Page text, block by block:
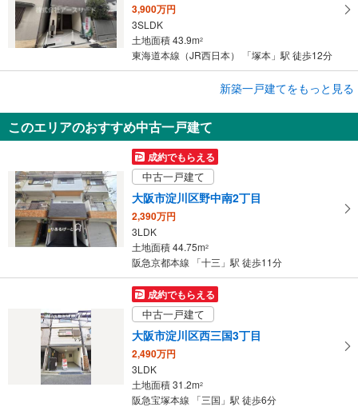
3,900万円
3SLDK
土地面積 43.9m2
東海道本線（JR西日本） 「塚本」駅 徒歩12分
大阪市淀川区野中南1丁目
6,390万円
3LDK
土地面積 124.37m
阪急神戸本線 「十三」駅 徒歩12分
新築一戸建てをもっと見る
このエリアのおすすめ中古一戸建て
成約でもらえる
中古一戸建て
大阪市淀川区野中南2丁目
2,390万円
3LDK
土地面積 44.75m2
阪急京都本線 「十三」駅 徒歩11分
成約でもらえる
中古一戸建て
大阪市淀川区西三国3丁目
2,490万円
3LDK
土地面積 31.2m2
阪急宝塚本線 「三国」駅 徒歩6分